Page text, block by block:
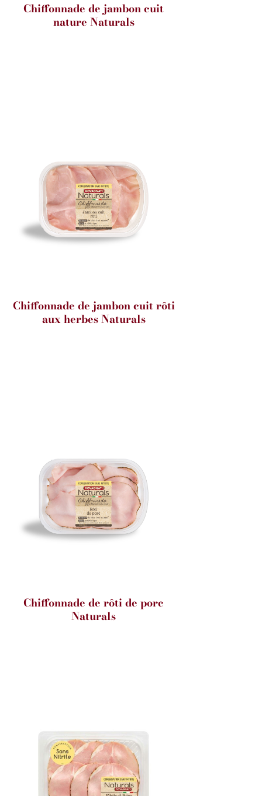
Chiffonnade de jambon cuit
nature Naturals
Chiffonnade de jambon cuit rôti
aux herbes Naturals
Chiffonnade de rôti de porc
Naturals